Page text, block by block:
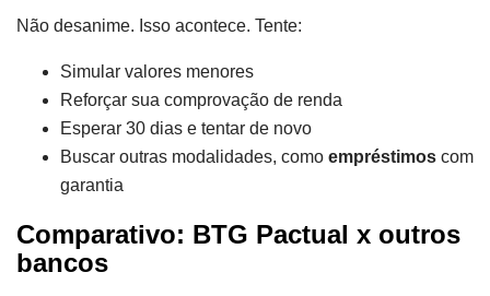
Não desanime. Isso acontece. Tente:
Simular valores menores
Reforçar sua comprovação de renda
Esperar 30 dias e tentar de novo
Buscar outras modalidades, como empréstimos com
garantia
Comparativo: BTG Pactual x outros
bancos